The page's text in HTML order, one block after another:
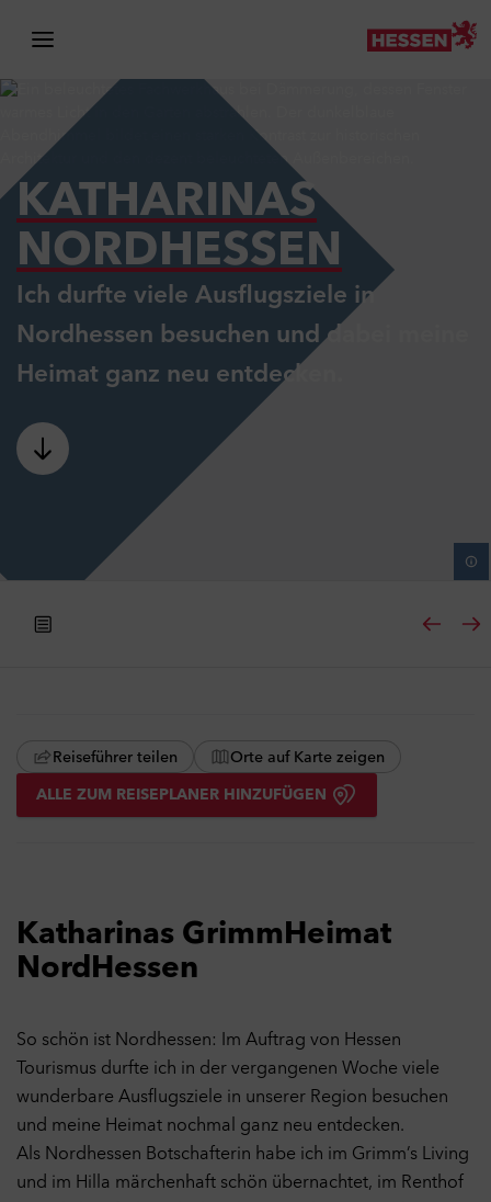
Zur Navigation springen
Zu den Hauptinhalten springen
Zum Travelplanner springen
KATHARINAS
NORDHESSEN
Ich durfte viele Ausflugsziele in
Nordhessen besuchen und dabei meine
Heimat ganz neu entdecken.
Reiseführer teilen Orte auf Karte zeigen
ALLE ZUM REISEPLANER HINZUFÜGEN
Katharinas GrimmHeimat
NordHessen
So schön ist Nordhessen: Im Auftrag von Hessen
Tourismus durfte ich in der vergangenen Woche viele
wunderbare Ausflugsziele in unserer Region besuchen
und meine Heimat nochmal ganz neu entdecken.
Als Nordhessen Botschafterin habe ich im Grimm’s Living
und im Hilla märchenhaft schön übernachtet, im Renthof